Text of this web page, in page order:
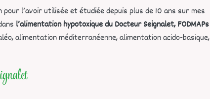
l’avoir utilisée et étudiée depuis plus de 10 ans sur mes
l’alimentation hypotoxique du Docteur Seignalet, FODMAPs
alimentation méditerranéenne, alimentation acido-basique,